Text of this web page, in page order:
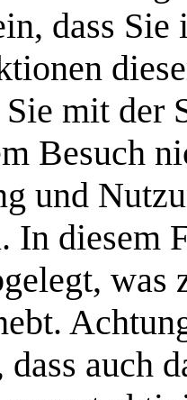
dass
mit der
Besuch
und
In diesem
dass auch